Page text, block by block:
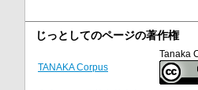
じっとしてのページの著作権
TANAKA Corpus
Tanaka